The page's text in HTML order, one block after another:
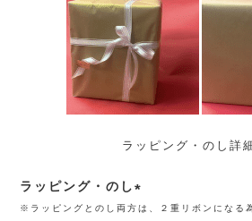
ラッピング・のし詳
ラッピング・のし
(必
※ラッピングとのし両方は、２重リボンになる